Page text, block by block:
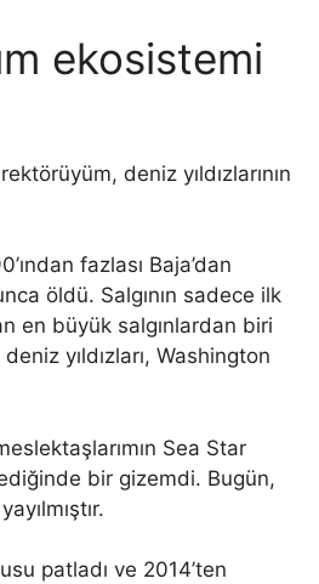
ekosistemi
deniz yıldızlarının
fazlası Baja’dan
öldü. Salgının sadece ilk
en büyük salgınlardan biri
yıldızları, Washington
Sea Star
bir gizemdi. Bugün,
patladı ve 2014’ten